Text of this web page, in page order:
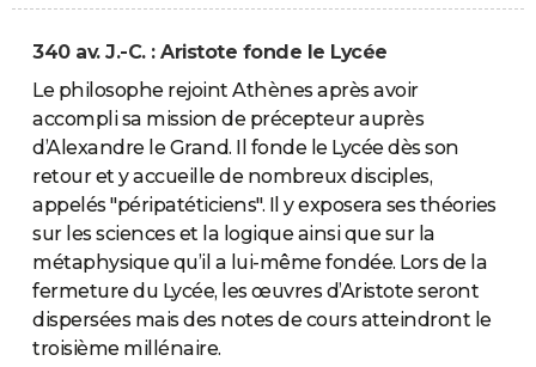
340 av. J.-C. : Aristote fonde le Lycée
Le philosophe rejoint Athènes après avoir
accompli sa mission de précepteur auprès
d’Alexandre le Grand. Il fonde le Lycée dès son
retour et y accueille de nombreux disciples,
appelés "péripatéticiens". Il y exposera ses théories
sur les sciences et la logique ainsi que sur la
métaphysique qu’il a lui-même fondée. Lors de la
fermeture du Lycée, les œuvres d’Aristote seront
dispersées mais des notes de cours atteindront le
troisième millénaire.